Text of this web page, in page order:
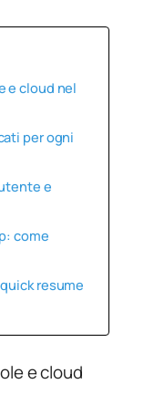
e cloud nel
per ogni
e
come
resume
e cloud